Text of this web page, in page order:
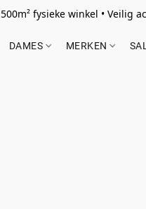
500m² fysieke winkel • Veilig
DAMES MERKEN